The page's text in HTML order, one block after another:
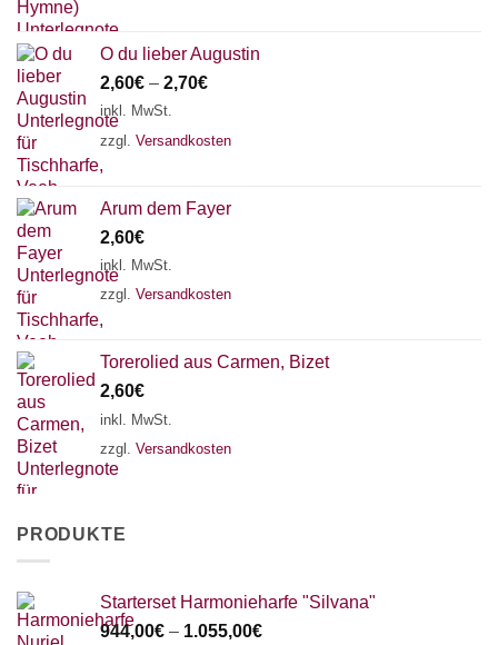
O du lieber Augustin
2,60€ – 2,70€
inkl. MwSt.
zzgl. Versandkosten
Arum dem Fayer
2,60€
inkl. MwSt.
zzgl. Versandkosten
Torerolied aus Carmen, Bizet
2,60€
inkl. MwSt.
zzgl. Versandkosten
PRODUKTE
Starterset Harmonieharfe "Silvana"
944,00€ – 1.055,00€